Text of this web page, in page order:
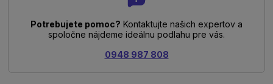
Potrebujete pomoc? Kontaktujte našich expertov a
spoločne nájdeme ideálnu podlahu pre vás.
0948 987 808